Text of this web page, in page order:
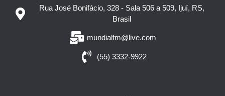
Rua José Bonifácio, 328 - Sala 506 a 509, Ijuí, RS,
Brasil
mundialfm@live.com
(55) 3332-9922